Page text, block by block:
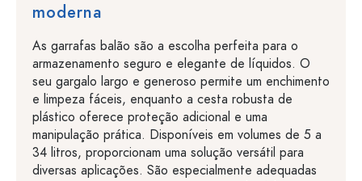
moderna
As garrafas balão são a escolha perfeita para o
armazenamento seguro e elegante de líquidos. O
seu gargalo largo e generoso permite um enchimento
e limpeza fáceis, enquanto a cesta robusta de
plástico oferece proteção adicional e uma
manipulação prática. Disponíveis em volumes de 5 a
34 litros, proporcionam uma solução versátil para
diversas aplicações. São especialmente adequadas